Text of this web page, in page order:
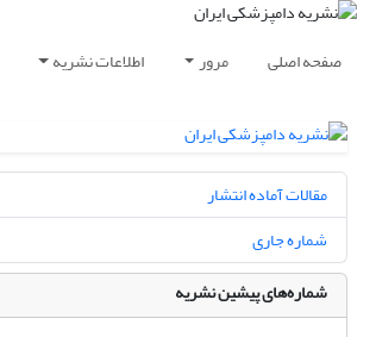
صفحه اصلی مرور اطلاعات نشریه
مقالات آماده انتشار
شماره جاری
شماره‌های پیشین نشریه